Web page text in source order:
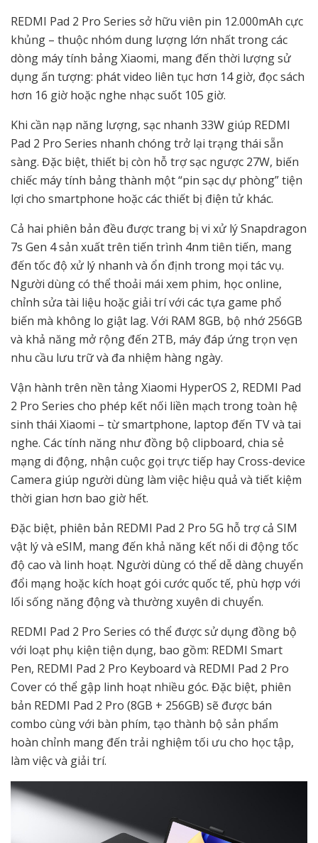
REDMI Pad 2 Pro Series sở hữu viên pin 12.000mAh cực
khủng – thuộc nhóm dung lượng lớn nhất trong các
dòng máy tính bảng Xiaomi, mang đến thời lượng sử
dụng ấn tượng: phát video liên tục hơn 14 giờ, đọc sách
hơn 16 giờ hoặc nghe nhạc suốt 105 giờ.
Khi cần nạp năng lượng, sạc nhanh 33W giúp REDMI
Pad 2 Pro Series nhanh chóng trở lại trạng thái sẵn
sàng. Đặc biệt, thiết bị còn hỗ trợ sạc ngược 27W, biến
chiếc máy tính bảng thành một “pin sạc dự phòng” tiện
lợi cho smartphone hoặc các thiết bị điện tử khác.
Cả hai phiên bản đều được trang bị vi xử lý Snapdragon
7s Gen 4 sản xuất trên tiến trình 4nm tiên tiến, mang
đến tốc độ xử lý nhanh và ổn định trong mọi tác vụ.
Người dùng có thể thoải mái xem phim, học online,
chỉnh sửa tài liệu hoặc giải trí với các tựa game phổ
biến mà không lo giật lag. Với RAM 8GB, bộ nhớ 256GB
và khả năng mở rộng đến 2TB, máy đáp ứng trọn vẹn
nhu cầu lưu trữ và đa nhiệm hàng ngày.
Vận hành trên nền tảng Xiaomi HyperOS 2, REDMI Pad
2 Pro Series cho phép kết nối liền mạch trong toàn hệ
sinh thái Xiaomi – từ smartphone, laptop đến TV và tai
nghe. Các tính năng như đồng bộ clipboard, chia sẻ
mạng di động, nhận cuộc gọi trực tiếp hay Cross-device
Camera giúp người dùng làm việc hiệu quả và tiết kiệm
thời gian hơn bao giờ hết.
Đặc biệt, phiên bản REDMI Pad 2 Pro 5G hỗ trợ cả SIM
vật lý và eSIM, mang đến khả năng kết nối di động tốc
độ cao và linh hoạt. Người dùng có thể dễ dàng chuyển
đổi mạng hoặc kích hoạt gói cước quốc tế, phù hợp với
lối sống năng động và thường xuyên di chuyển.
REDMI Pad 2 Pro Series có thể được sử dụng đồng bộ
với loạt phụ kiện tiện dụng, bao gồm: REDMI Smart
Pen, REDMI Pad 2 Pro Keyboard và REDMI Pad 2 Pro
Cover có thể gập linh hoạt nhiều góc. Đặc biệt, phiên
bản REDMI Pad 2 Pro (8GB + 256GB) sẽ được bán
combo cùng với bàn phím, tạo thành bộ sản phẩm
hoàn chỉnh mang đến trải nghiệm tối ưu cho học tập,
làm việc và giải trí.